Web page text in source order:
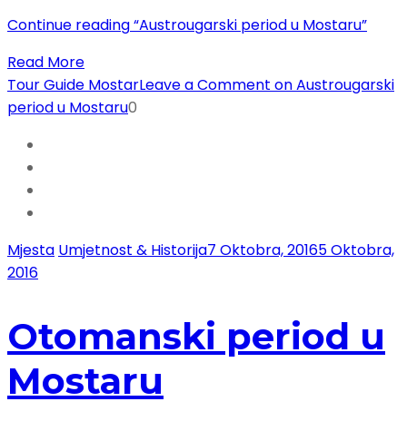
Continue reading“Austrougarski period u Mostaru”
Read More
Tour Guide MostarLeave a Comment on Austrougarski
period u Mostaru0
Mjesta Umjetnost & Historija7 Oktobra, 20165 Oktobra,
2016
Otomanski period u
Mostaru